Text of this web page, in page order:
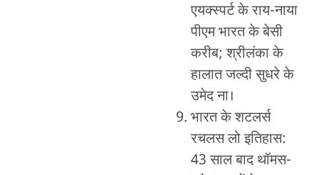
एयक्स्पर्ट के राय-नाया
पीएम भारत के बेसी
करीब; श्रीलंका के
हालात जल्दी सुधरे के
उमेद ना।
भारत के शटलर्स
रचलस लो इतिहास:
43 साल बाद थॉमस-